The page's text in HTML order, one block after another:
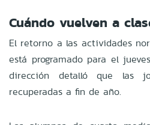
Cuándo vuelven a
El retorno a las actividades
está programado para el
dirección detalló que las
recuperadas a fin de año.